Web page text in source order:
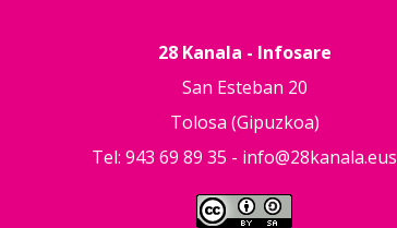
28 Kanala - Infosare
San Esteban 20
Tolosa (Gipuzkoa)
Tel: 943 69 89 35 - info@28kanala.eus